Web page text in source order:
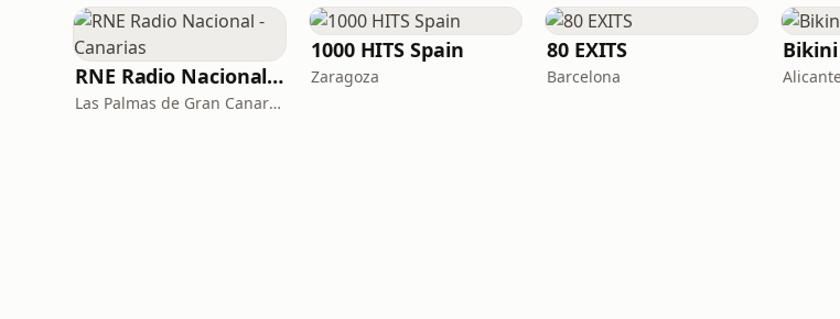
RNE Radio Nacional - Canarias
Las Palmas de Gran Canaria · 92.8 FM
1000 HITS Spain
Zaragoza
80 EXITS
Barcelona
Bikini